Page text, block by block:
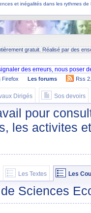
et inégalités dans les rythmes
gratuit. Réalisé par des
Firefox Les forums Rss
Dirigés Sos devoirs
pour
les activites
Les Textes Les
Sciences